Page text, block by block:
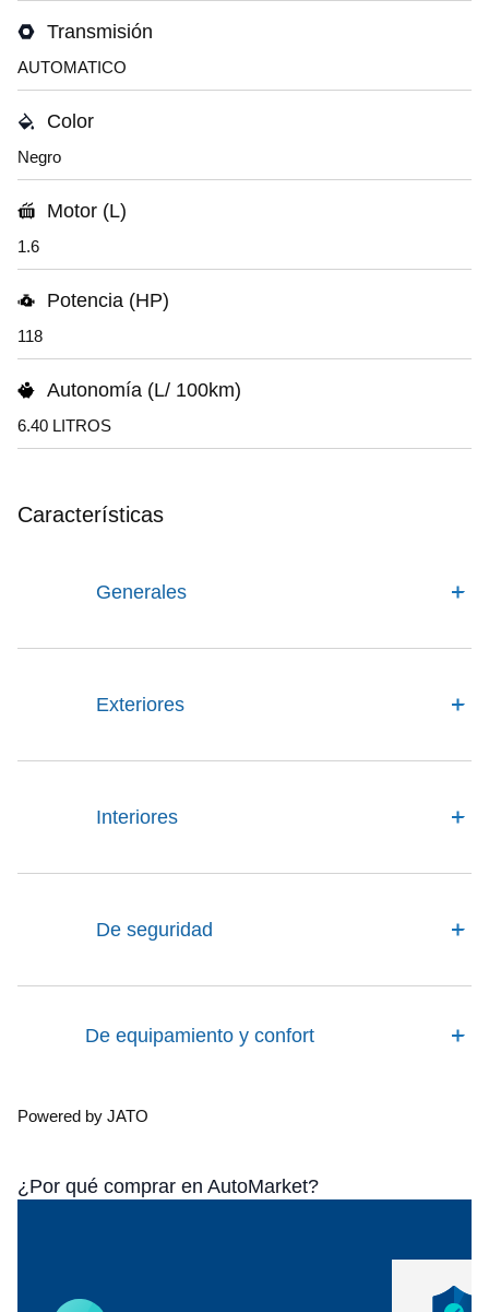
Transmisión
AUTOMATICO
Color
Negro
Motor (L)
1.6
Potencia (HP)
118
Autonomía (L/ 100km)
6.40 LITROS
Características
Generales
Exteriores
Interiores
De seguridad
De equipamiento y confort
Powered by JATO
¿Por qué comprar en AutoMarket?